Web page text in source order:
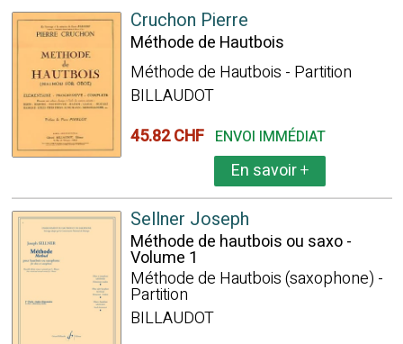
Cruchon Pierre
Méthode de Hautbois
Méthode de Hautbois - Partition
BILLAUDOT
45.82 CHF ENVOI IMMÉDIAT
En savoir+
Sellner Joseph
Méthode de hautbois ou saxo -
Volume 1
Méthode de Hautbois (saxophone) -
Partition
BILLAUDOT